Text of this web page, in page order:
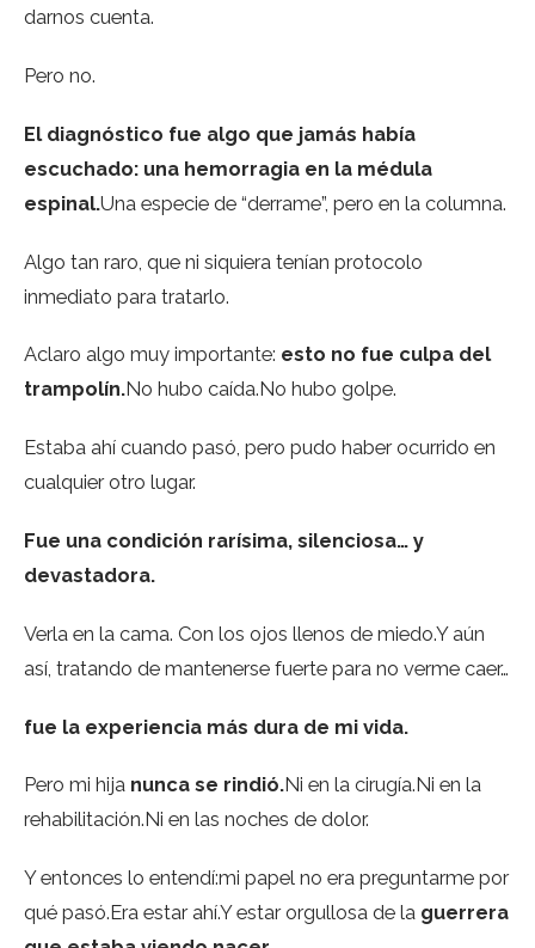
darnos cuenta.
Pero no.
El diagnóstico fue algo que jamás había
escuchado: una hemorragia en la médula
espinal.Una especie de “derrame”, pero en la columna.
Algo tan raro, que ni siquiera tenían protocolo
inmediato para tratarlo.
Aclaro algo muy importante: esto no fue culpa del
trampolín.No hubo caída.No hubo golpe.
Estaba ahí cuando pasó, pero pudo haber ocurrido en
cualquier otro lugar.
Fue una condición rarísima, silenciosa… y
devastadora.
Verla en la cama. Con los ojos llenos de miedo.Y aún
así, tratando de mantenerse fuerte para no verme caer…
fue la experiencia más dura de mi vida.
Pero mi hija nunca se rindió.Ni en la cirugía.Ni en la
rehabilitación.Ni en las noches de dolor.
Y entonces lo entendí:mi papel no era preguntarme por
qué pasó.Era estar ahí.Y estar orgullosa de la guerrera